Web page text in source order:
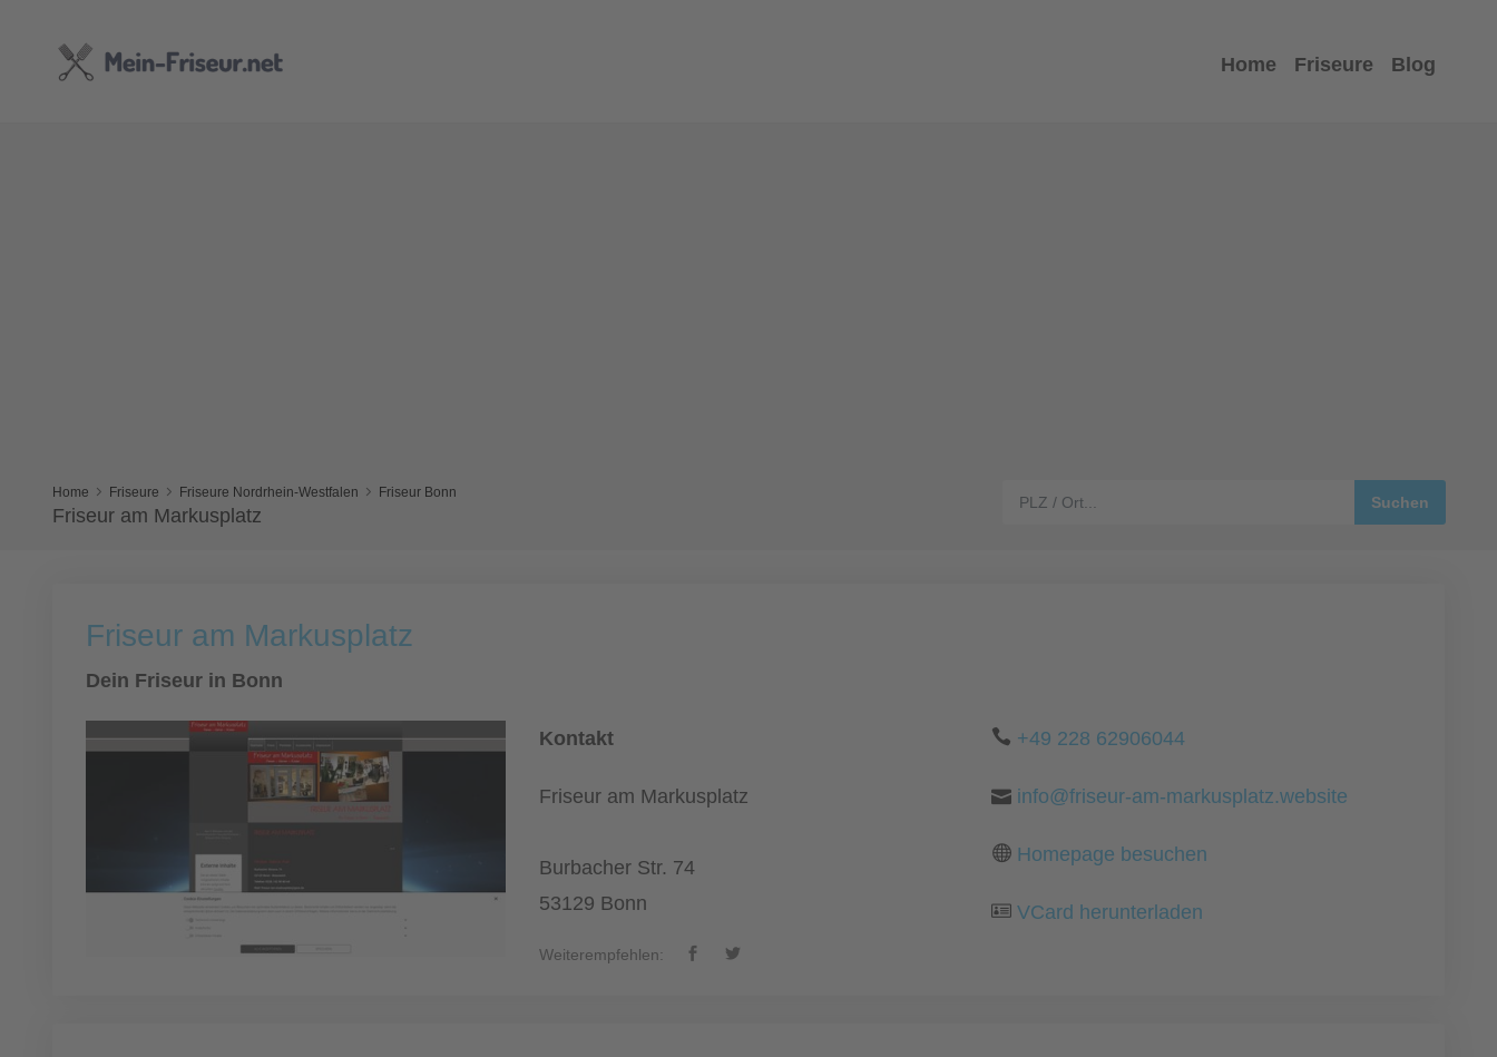
Home Friseure Blog
Home Friseure Friseure Nordrhein-Westfalen Friseur Bonn
Friseur am Markusplatz
Friseur am Markusplatz
Dein Friseur in Bonn
Kontakt
Friseur am Markusplatz
Burbacher Str. 74
53129 Bonn
Weiterempfehlen:
+49 228 62906044
info@friseur-am-markusplatz.website
Homepage besuchen
VCard herunterladen